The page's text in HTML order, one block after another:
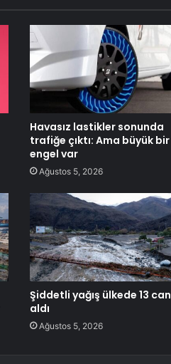
Havasız lastikler sonunda
trafiğe çıktı: Ama büyük bir
engel var
Ağustos 5, 2026
Şiddetli yağış ülkede 13 can
aldı
Ağustos 5, 2026